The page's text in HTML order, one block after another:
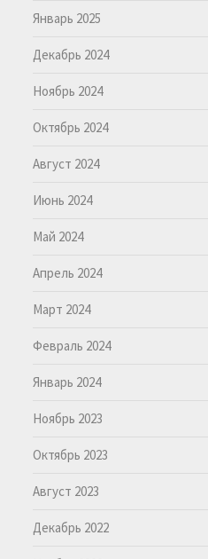
Январь 2025
Декабрь 2024
Ноябрь 2024
Октябрь 2024
Август 2024
Июнь 2024
Май 2024
Апрель 2024
Март 2024
Февраль 2024
Январь 2024
Ноябрь 2023
Октябрь 2023
Август 2023
Декабрь 2022